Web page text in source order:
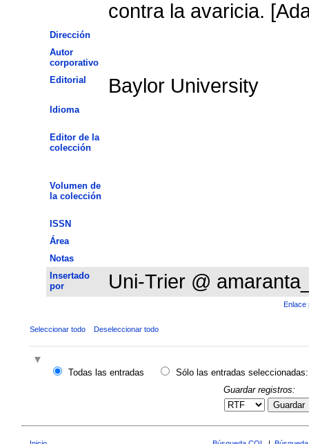
Dirección
Autor
corporativo
Editorial
Baylor University
Idioma
Editor de la
colección
Volumen de
la colección
ISSN
Área
Notas
Insertado
por
Uni-Trier @
Enlace
Seleccionar todo Deseleccionar todo
Todas las entradas
Sólo las entradas seleccionadas:
Guardar registros:
Guardar